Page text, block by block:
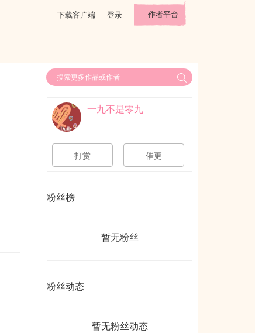
下载客户端 登录 作者平台
一九不是零九
打赏 催更
粉丝榜
暂无粉丝
粉丝动态
暂无粉丝动态